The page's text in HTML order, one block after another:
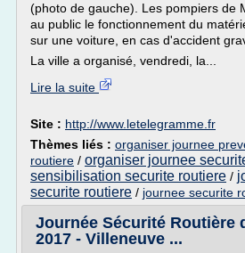
(photo de gauche). Les pompiers de
au public le fonctionnement du
sur une voiture, en cas d'accident
La ville a organisé, vendredi, la...
Lire la suite
Site : http://www.letelegramme.fr
Thèmes liés : organiser journee
routiere / organiser journee
sensibilisation securite routiere /
securite routiere / journee securite
Journée Sécurité Routière
2017 - Villeneuve ...